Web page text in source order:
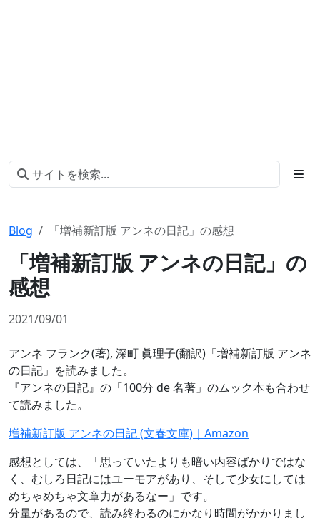
Blog 「増補新訂版 アンネの日記」の感想
「増補新訂版 アンネの日記」の
感想
2021/09/01
アンネ フランク(著), 深町 眞理子(翻訳)「増補新訂版 アンネ
の日記」を読みました。
『アンネの日記』の「100分 de 名著」のムック本も合わせ
て読みました。
増補新訂版 アンネの日記 (文春文庫)｜Amazon
感想としては、「思っていたよりも暗い内容ばかりではな
く、むしろ日記にはユーモアがあり、そして少女にしては
めちゃめちゃ文章力があるなー」です。
分量があるので、読み終わるのにかなり時間がかかりまし